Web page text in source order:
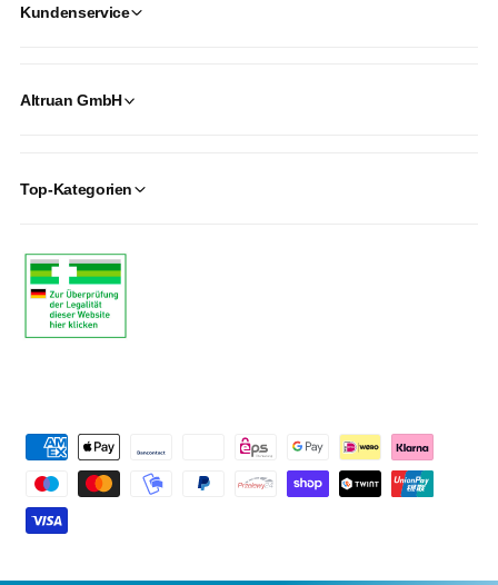
Kundenservice
Altruan GmbH
Top-Kategorien
m